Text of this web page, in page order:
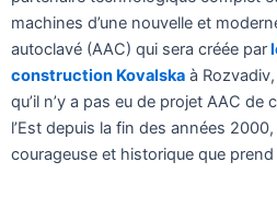
machines d’une nouvelle et
autoclavé (AAC) qui sera créée par
construction Kovalska à
qu’il n’y a pas eu de projet AAC de
l’Est depuis la fin des années
courageuse et historique que prend